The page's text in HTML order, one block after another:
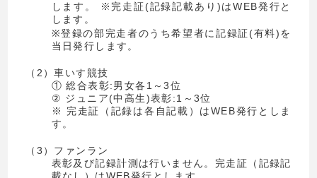
します。 ※完走証(記録記載あり)はWEB発行と
します。
※登録の部完走者のうち希望者に記録証(有料)を
当日発行します。
（2）車いす競技
① 総合表彰:男女各1～3位
② ジュニア(中高生)表彰:1～3位
※ 完走証（記録は各自記載）はWEB発行としま
す。
（3）ファンラン
表彰及び記録計測は行いません。完走証（記録記